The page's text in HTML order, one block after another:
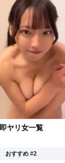
即ヤリ女一覧
おすすめ #2